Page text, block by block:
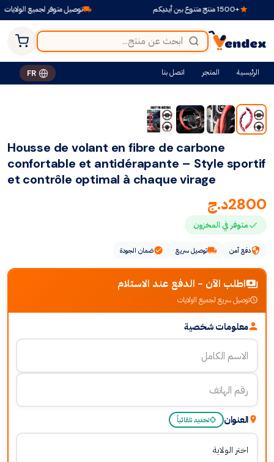
توصيل متوفر لجميع الولايات +1500 منتج متنوع بين أيديكم
الرئيسية المتجر اتصل بنا FR
Housse de volant en fibre de carbone
confortable et antidérapante – Style sportif
et contrôle optimal à chaque virage
2800د.ج
متوفر في المخزون
دفع آمن توصيل سريع ضمان الجودة
اطلب الآن - الدفع عند الاستلام
توصيل سريع لجميع الولايات
معلومات شخصية
العنوان تحديد تلقائياً